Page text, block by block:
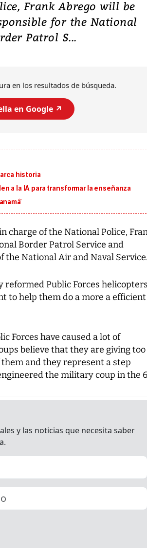
Frank Abrego will be
for the National
Patrol S...
en los resultados de búsqueda.
en Google ↗️
historia
a la IA para transformar la enseñanza
charge of the National Police,
Border Patrol Service and
the National Air and Naval Service.
Public Forces
to help them do a more a efficient
Forces have caused a lot of
believe that they are giving too
and they represent a step
the military coup in the
daños en Kumamoto
al sur de Japón, provocando una